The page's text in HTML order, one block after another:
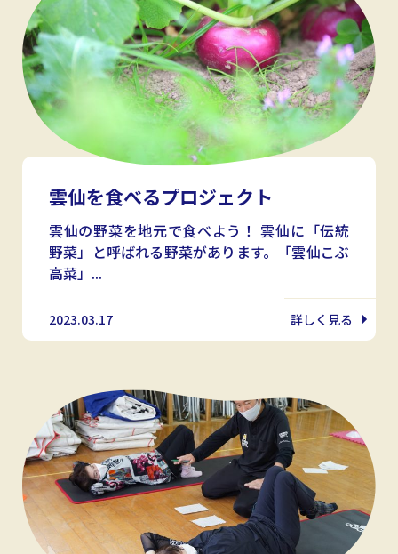
雲仙を食べるプロジェクト
雲仙の野菜を地元で食べよう！ 雲仙に「伝統
野菜」と呼ばれる野菜があります。「雲仙こぶ
高菜」...
2023.03.17 詳しく見る